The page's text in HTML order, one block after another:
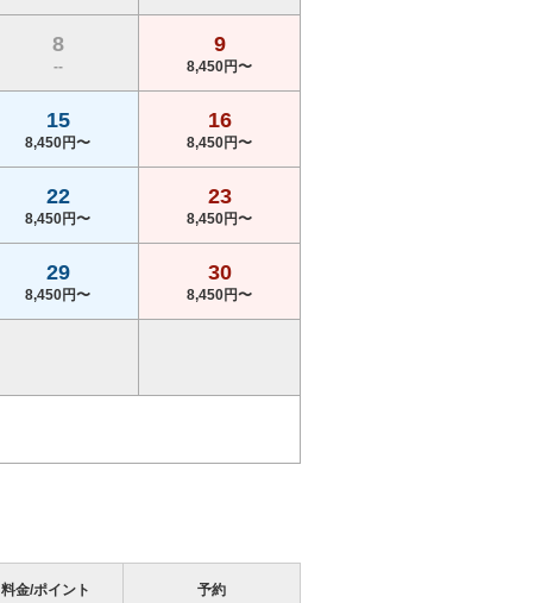
8
--
9
8,450円〜
15
8,450円〜
16
8,450円〜
22
8,450円〜
23
8,450円〜
29
8,450円〜
30
8,450円〜
料金/ポイント 予約